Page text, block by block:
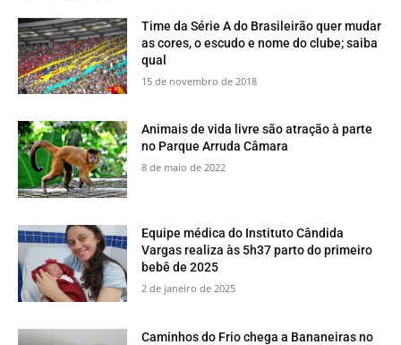
Time da Série A do Brasileirão quer mudar
as cores, o escudo e nome do clube; saiba
qual
15 de novembro de 2018
​Animais de vida livre são atração à parte
no Parque Arruda Câmara
8 de maio de 2022
Equipe médica do Instituto Cândida
Vargas realiza às 5h37 parto do primeiro
bebê de 2025
2 de janeiro de 2025
​Caminhos do Frio chega a Bananeiras no